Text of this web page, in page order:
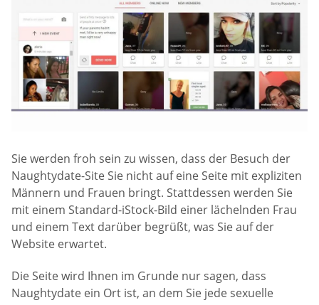
Sie werden froh sein zu wissen, dass der Besuch der
Naughtydate-Site Sie nicht auf eine Seite mit expliziten
Männern und Frauen bringt. Stattdessen werden Sie
mit einem Standard-iStock-Bild einer lächelnden Frau
und einem Text darüber begrüßt, was Sie auf der
Website erwartet.
Die Seite wird Ihnen im Grunde nur sagen, dass
Naughtydate ein Ort ist, an dem Sie jede sexuelle